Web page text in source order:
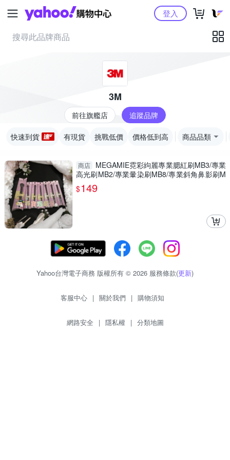
Yahoo購物中心登入
3M
前往旗艦店 追蹤品牌
快速到貨 有現貨 挑戰低價 價格低到高 商品品類
商店
MEGAMIE霓彩絇麗專業腮紅刷MB3/專業
高光刷MB2/專業暈染刷MB8/專業斜角鼻影刷M
B10/小號眼影刷MB7/中號眼
$149
Yahoo台灣電子商務 版權所有 © 2026 服務條款(更新)
客服中心 | 關於我們 | 購物須知
網路安全 | 隱私權 | 分類地圖